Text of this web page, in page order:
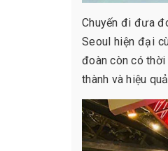
Chuyến đi đưa
Seoul hiện đại
đoàn còn có thời
thành và hiệu